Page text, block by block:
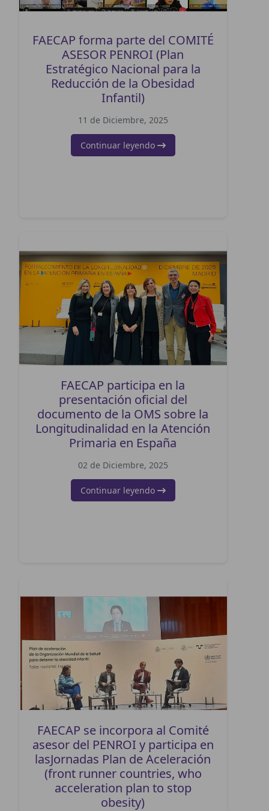
FAECAP forma parte del COMITÉ
ASESOR PENROI (Plan
Estratégico Nacional para la
Reducción de la Obesidad
Infantil)
11 de Diciembre, 2025
Continuar leyendo
FAECAP participa en la
presentación oficial del
documento de la OMS sobre la
Longitudinalidad en la Atención
Primaria en España
02 de Diciembre, 2025
Continuar leyendo
FAECAP se incorpora al Comité
asesor del PENROI y participa en
lasJornadas Plan de Aceleración
(front runner countries, who
acceleration plan to stop
obesity)